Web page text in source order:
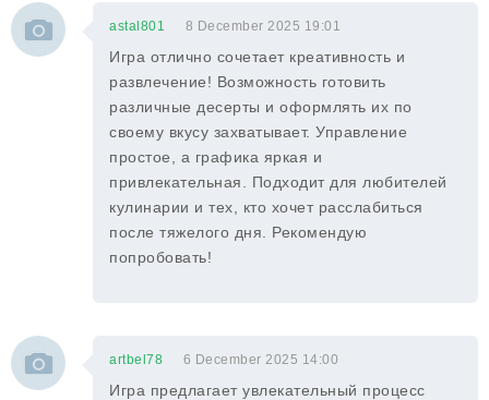
astal801 8 December 2025 19:01
Игра отлично сочетает креативность и
развлечение! Возможность готовить
различные десерты и оформлять их по
своему вкусу захватывает. Управление
простое, а графика яркая и
привлекательная. Подходит для любителей
кулинарии и тех, кто хочет расслабиться
после тяжелого дня. Рекомендую
попробовать!
artbel78 6 December 2025 14:00
Игра предлагает увлекательный процесс